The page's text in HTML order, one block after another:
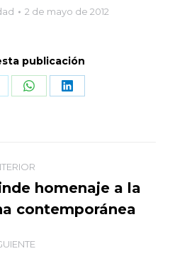
2 de mayo de 2012
publicación
Share Share
Publicación
anterior:
homenaje a la
contemporánea